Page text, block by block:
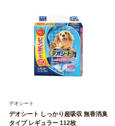
デオシート
デオシート しっかり超吸収 無香消臭
タイプ レギュラー 112枚